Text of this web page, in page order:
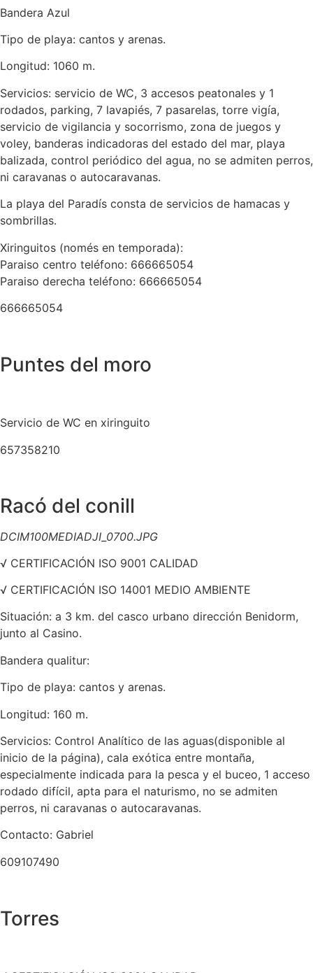
Bandera Azul
Tipo de playa: cantos y arenas.
Longitud: 1060 m.
Servicios: servicio de WC, 3 accesos peatonales y 1
rodados, parking, 7 lavapiés, 7 pasarelas, torre vigía,
servicio de vigilancia y socorrismo, zona de juegos y
voley, banderas indicadoras del estado del mar, playa
balizada, control periódico del agua, no se admiten perros,
ni caravanas o autocaravanas.
La playa del Paradís consta de servicios de hamacas y
sombrillas.
Xiringuitos (només en temporada):
Paraiso centro teléfono: 666665054
Paraiso derecha teléfono: 666665054
666665054
Puntes del moro
Servicio de WC en xiringuito
657358210
Racó del conill
DCIM100MEDIADJI_0700.JPG
√ CERTIFICACIÓN ISO 9001 CALIDAD
√ CERTIFICACIÓN ISO 14001 MEDIO AMBIENTE
Situación: a 3 km. del casco urbano dirección Benidorm,
junto al Casino.
Bandera qualitur:
Tipo de playa: cantos y arenas.
Longitud: 160 m.
Servicios: Control Analítico de las aguas(disponible al
inicio de la página), cala exótica entre montaña,
especialmente indicada para la pesca y el buceo, 1 acceso
rodado difícil, apta para el naturismo, no se admiten
perros, ni caravanas o autocaravanas.
Contacto: Gabriel
609107490
Torres